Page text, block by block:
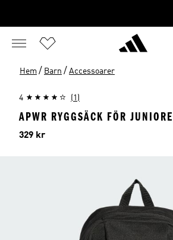
Hem / Barn / Accessoarer
4 (1)
APWR RYGGSÄCK FÖR
Pris
329 kr